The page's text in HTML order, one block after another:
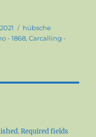
Categories
hübsche
- 1868,Carcalling -
Required fields